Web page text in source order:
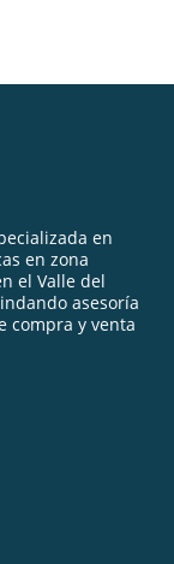
en
en zona
el Valle del
asesoría
compra y venta